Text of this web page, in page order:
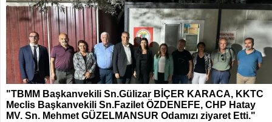
"TBMM Başkanvekili Sn.Gülizar BİÇER KARACA, KKTC
Meclis Başkanvekili Sn.Fazilet ÖZDENEFE, CHP Hatay
MV. Sn. Mehmet GÜZELMANSUR Odamızı ziyaret Etti."